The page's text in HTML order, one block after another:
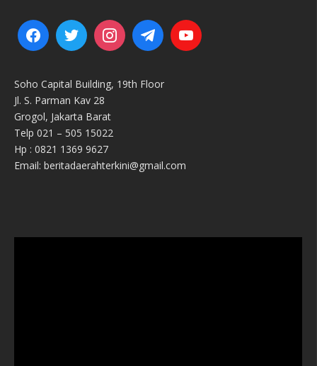
Soho Capital Building, 19th Floor
Jl. S. Parman Kav 28
Grogol, Jakarta Barat
Telp 021 – 505 15022
Hp : 0821 1369 9627
Email: beritadaerahterkini@gmail.com